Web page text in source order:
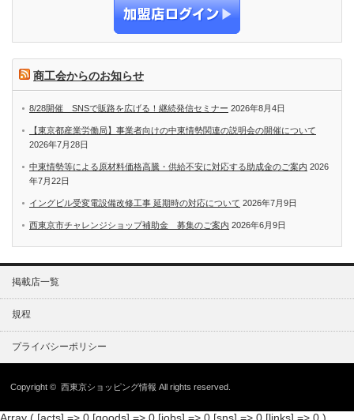
商工会からのお知らせ
8/28開催 SNSで販路を広げる！継続発信セミナー 2026年8月4日
【東京都産業労働局】事業者向けの中東情勢関連の説明会の開催について
2026年7月28日
中東情勢等による原材料価格高騰・供給不安に対応する助成金のご案内 2026
年7月22日
イングビル受変電設備改修工事 延期時の対応について 2026年7月9日
西東京市チャレンジショップ補助金 募集のご案内 2026年6月9日
掲載店一覧
規程
プライバシーポリシー
Copyright ©西東京ショッピング情報 All rights reserved.
Array ( [acts] => 0 [goods] => 0 [jobs] => 0 [sns] => 0 [links] => 0 )